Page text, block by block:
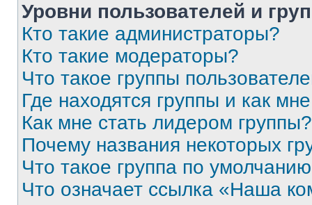
Уровни пользователей и
Кто такие администраторы?
Кто такие модераторы?
Что такое группы
Где находятся группы и как
Как мне стать лидером группы?
Почему названия некоторых
Что такое группа по
Что означает ссылка «Наша